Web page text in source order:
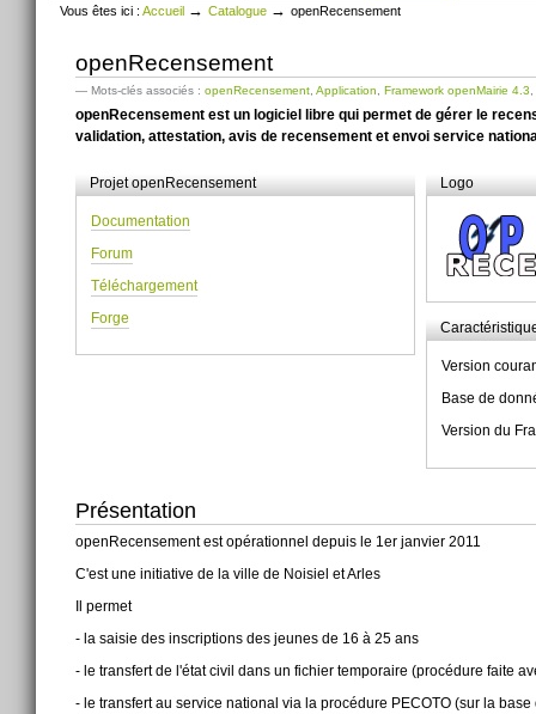
Vous êtes ici : Accueil → Catalogue → openRecensement
openRecensement
— Mots-clés associés :openRecensement,Application, Framework openMairie 4.3
openRecensement est un logiciel libre qui permet de gérer le
validation, attestation, avis de recensement et envoi service
Projet openRecensement
Documentation
Forum
Téléchargement
Forge
Logo
Version
Base de
Version du
Présentation
openRecensement est opérationnel depuis le 1er janvier 2011
C'est une initiative de la ville de Noisiel et Arles
Il permet
- la saisie des inscriptions des jeunes de 16 à 25 ans
- le transfert de l'état civil dans un fichier temporaire (procédure faite
- le transfert au service national via la procédure PECOTO (sur la